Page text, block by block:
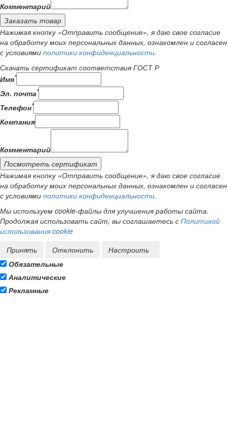
Комментарий
Заказать товар
Нажимая кнопку «Отправить сообщение», я даю свое согласие
на обработку моих персональных данных, ознакомлен и согласен
с условиями политики конфиденциальности.
Скачать сертификат соответствия ГОСТ Р
Имя*
Эл. почта*
Телефон*
Компания
Комментарий
Посмотреть сертификат
Нажимая кнопку «Отправить сообщение», я даю свое согласие
на обработку моих персональных данных, ознакомлен и согласен
с условиями политики конфиденциальности.
Мы используем cookie-файлы для улучшения работы сайта.
Продолжая использовать сайт, вы соглашаетесь с Политикой
использования cookie
Принять
Отклонить
Настроить
Обязательные
Аналитические
Рекламные